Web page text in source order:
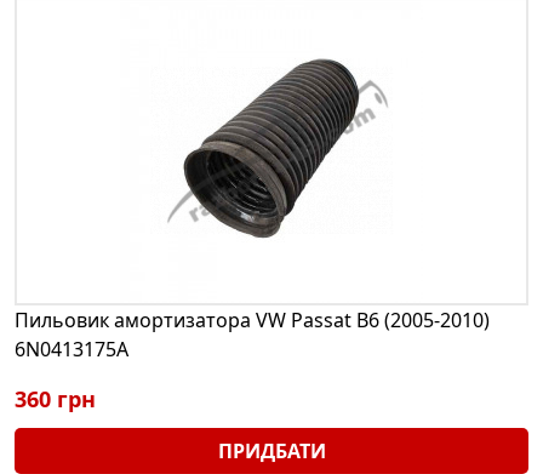
Пильовик амортизатора VW Passat B6 (2005-2010)
6N0413175A
360 грн
ПРИДБАТИ